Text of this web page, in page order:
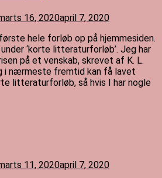
16, 2020april 7, 2020
hele forløb op på hjemmesiden.
‘korte litteraturforløb’. Jeg har
på et venskab, skrevet af K. L.
i nærmeste fremtid kan få lavet
litteraturforløb, så hvis I har nogle
11, 2020april 7, 2020